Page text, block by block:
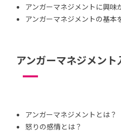
アンガーマネジメントに興味
アンガーマネジメントの基
アンガーマネジメン
アンガーマネジメントとは？
怒りの感情とは？